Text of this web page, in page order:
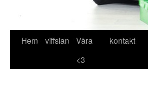
Hoppa
Hem viffslan
Våra
<3
kontakt